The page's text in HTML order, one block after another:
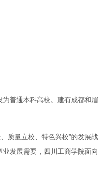
为普通本科高校。建有成都和眉
质量立校、特色兴校”的发展战
发展需要，四川工商学院面向